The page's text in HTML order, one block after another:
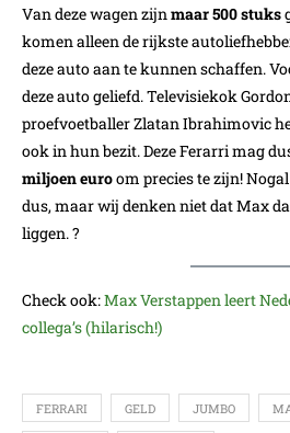
Van deze wagen zijnmaar 500 stuks
komen alleen de rijkste
deze auto aan te kunnen schaffen.
deze auto geliefd. Televisiekok
proefvoetballer Zlatan Ibrahimovic
ook in hun bezit. Deze Ferarri mag
miljoen euroom precies te zijn!
dus, maar wij denken niet dat Max
liggen. ?
Check ook:Max Verstappen leert
collega’s (hilarisch!)
FERRARI GELD JUMBO